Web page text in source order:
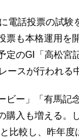
電話投票の試験
票も本格運用を
定のGⅠ「高松
ースが行われる
ー」「有馬記
購入も増える。
比較し、昨年